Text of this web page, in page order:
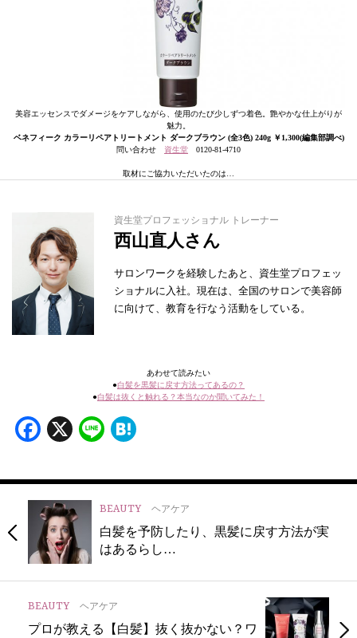
美容エッセンスでダメージをケアしながら、使用のたび少しずつ着色。艶やかな仕上がりが
魅力。
ベネフィーク カラーリペアトリートメント ダークブラウン (全3色) 240g ￥1,300(編集部調べ)
問い合わせ 資生堂 0120-81-4710
取材にご協力いただいたのは…
資生堂プロフェッショナル トレーナー
西山直人さん
サロンワークを経験したあと、資生堂プロフェッ
ショナルに入社。現在は、全国のサロンで美容師
に向けて、教育を行なう活動をしている。
あわせて読みたい
●白髪を黒髪に戻す方法ってあるの？
●白髪は抜くと触れる？本当なのか聞いてみた！
Facebook
X Line
BEAUTY ヘアケア
白髪を予防したり、黒髪に戻す方法が実
はあるらし…
BEAUTY ヘアケア
プロが教える【白髪】抜く抜かない？ワ